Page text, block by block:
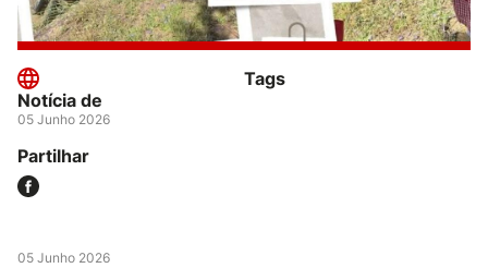
Notícia de
05 Junho 2026
Tags
Partilhar
05 Junho 2026